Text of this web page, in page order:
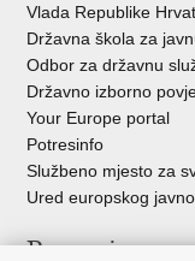
Vlada Republike
Državna škola za
Odbor za državnu
Državno izborno
Your Europe portal
Potresinfo
Službeno mjesto za
Ured europskog
Poveznice